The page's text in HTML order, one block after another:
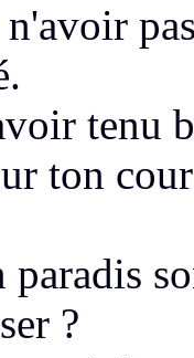
n'avoir
tenu
ton
paradis
?